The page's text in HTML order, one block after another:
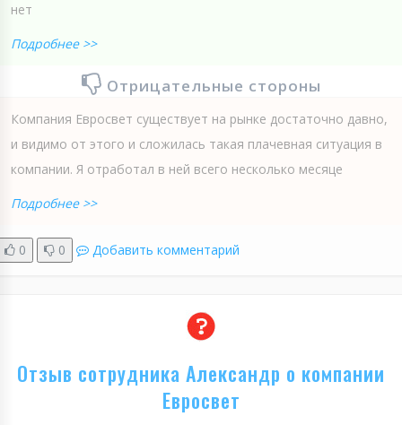
нет
Подробнее >>
Отрицательные стороны
Компания Евросвет существует на рынке достаточно давно,
и видимо от этого и сложилась такая плачевная ситуация в
компании. Я отработал в ней всего несколько месяце
Подробнее >>
0 0 Добавить комментарий
Отзыв сотрудника Александр о компании
Евросвет